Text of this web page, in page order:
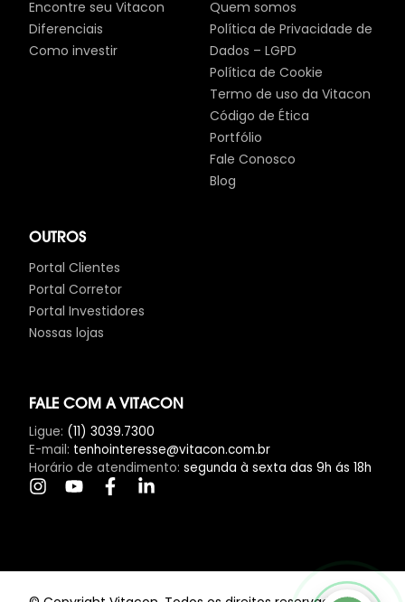
Encontre seu Vitacon
Diferenciais
Como investir
Quem somos
Política de Privacidade de
Dados – LGPD
Política de Cookie
Termo de uso da Vitacon
Código de Ética
Portfólio
Fale Conosco
Blog
OUTROS
Portal Clientes
Portal Corretor
Portal Investidores
Nossas lojas
FALE COM A VITACON
Ligue: (11) 3039.7300
E-mail: tenhointeresse@vitacon.com.br
Horário de atendimento: segunda à sexta das 9h ás 18h